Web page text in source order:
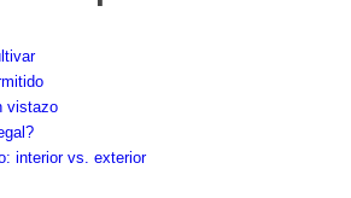
vistazo
interior vs. exterior